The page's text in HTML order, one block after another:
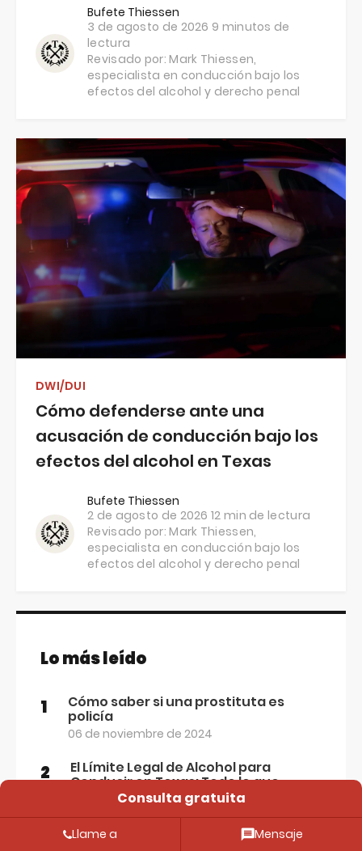
Bufete Thiessen
3 de agosto de 2026 9 minutos de
lectura
Revisado por:Mark Thiessen,
especialista en conducción bajo los
efectos del alcohol y derecho penal
DWI/DUI
Cómo defenderse ante una
acusación de conducción bajo los
efectos del alcohol en Texas
Bufete Thiessen
2 de agosto de 2026 12 min de lectura
Revisado por:Mark Thiessen,
especialista en conducción bajo los
efectos del alcohol y derecho penal
Lo más leído
1 Cómo saber si una prostituta es
policía
06 de noviembre de 2024
2 El Límite Legal de Alcohol para
Conducir en Texas: Todo lo que
necesitas saber
12 Abr 2024
Consulta gratuita
Llame a Mensaje